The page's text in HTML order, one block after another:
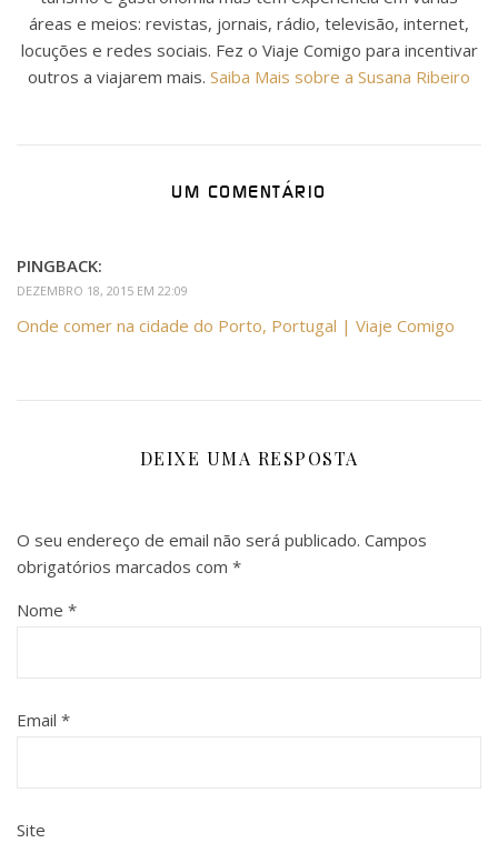
áreas e meios: revistas, jornais, rádio, televisão, internet,
locuções e redes sociais. Fez o Viaje Comigo para incentivar
outros a viajarem mais. Saiba Mais sobre a Susana Ribeiro
UM COMENTÁRIO
PINGBACK:
DEZEMBRO 18, 2015 EM 22:09
Onde comer na cidade do Porto, Portugal | Viaje Comigo
DEIXE UMA RESPOSTA
O seu endereço de email não será publicado. Campos
obrigatórios marcados com *
Nome *
Email *
Site